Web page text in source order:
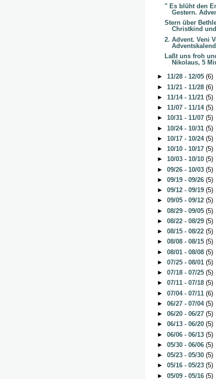
" Es blüht den
Gestern.
Stern über
Christkind
2. Advent. Veni
Laßt uns froh
Nikolaus, 5
► 11/28 - 12/05 (6)
► 11/21 - 11/28 (6)
► 11/14 - 11/21 (5)
► 11/07 - 11/14 (5)
► 10/31 - 11/07 (5)
► 10/24 - 10/31 (5)
► 10/17 - 10/24 (5)
► 10/10 - 10/17 (5)
► 10/03 - 10/10 (5)
► 09/26 - 10/03 (5)
► 09/19 - 09/26 (5)
► 09/12 - 09/19 (5)
► 09/05 - 09/12 (5)
► 08/29 - 09/05 (5)
► 08/22 - 08/29 (5)
► 08/15 - 08/22 (5)
► 08/08 - 08/15 (5)
► 08/01 - 08/08 (5)
► 07/25 - 08/01 (5)
► 07/18 - 07/25 (5)
► 07/11 - 07/18 (5)
► 07/04 - 07/11 (6)
► 06/27 - 07/04 (5)
► 06/20 - 06/27 (5)
► 06/13 - 06/20 (5)
► 06/06 - 06/13 (5)
► 05/30 - 06/06 (5)
► 05/23 - 05/30 (5)
► 05/16 - 05/23 (5)
► 05/09 - 05/16 (5)